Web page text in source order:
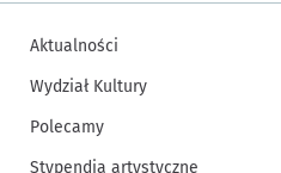
Aktualności
Wydział Kultury
Polecamy
Stypendia artystyczne